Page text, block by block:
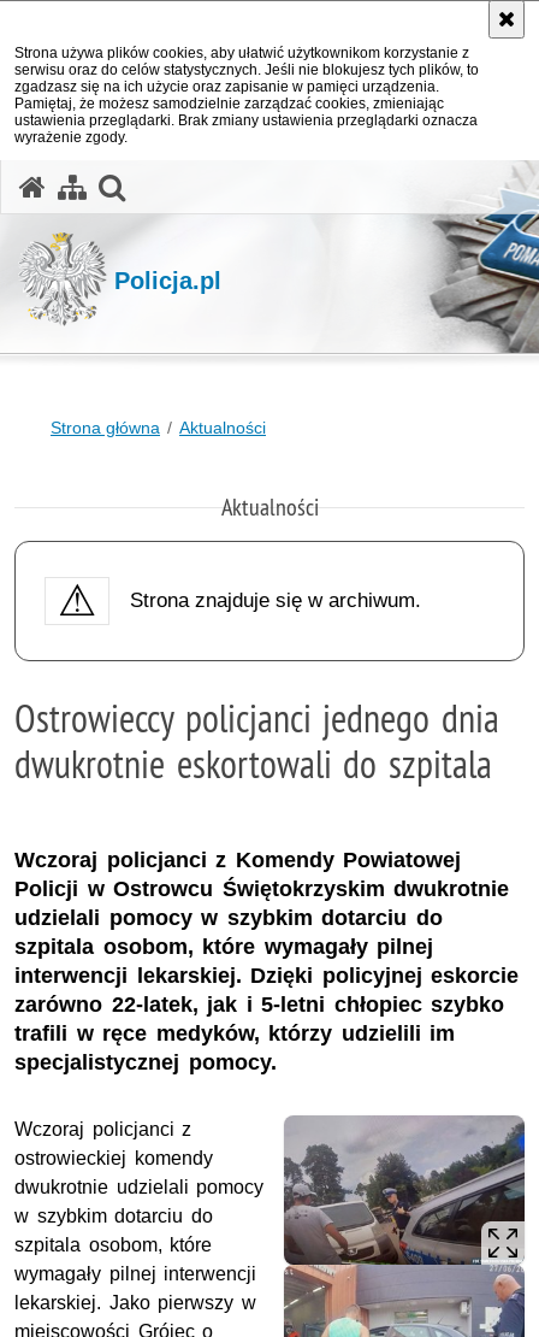
Strona używa plików cookies, aby ułatwić użytkownikom korzystanie z
serwisu oraz do celów statystycznych. Jeśli nie blokujesz tych plików, to
zgadzasz się na ich użycie oraz zapisanie w pamięci urządzenia.
Pamiętaj, że możesz samodzielnie zarządzać cookies, zmieniając
ustawienia przeglądarki. Brak zmiany ustawienia przeglądarki oznacza
wyrażenie zgody.
Policja.pl
Strona główna Aktualności
Aktualności
Strona znajduje się w archiwum.
Ostrowieccy policjanci jednego dnia
dwukrotnie eskortowali do szpitala
Wczoraj policjanci z Komendy Powiatowej
Policji w Ostrowcu Świętokrzyskim dwukrotnie
udzielali pomocy w szybkim dotarciu do
szpitala osobom, które wymagały pilnej
interwencji lekarskiej. Dzięki policyjnej eskorcie
zarówno 22-latek, jak i 5-letni chłopiec szybko
trafili w ręce medyków, którzy udzielili im
specjalistycznej pomocy.
Wczoraj policjanci z
ostrowieckiej komendy
dwukrotnie udzielali pomocy
w szybkim dotarciu do
szpitala osobom, które
wymagały pilnej interwencji
lekarskiej. Jako pierwszy w
miejscowości Grójec o